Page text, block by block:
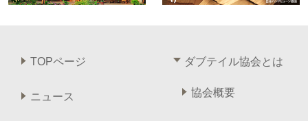
TOPページ
ニュース
ダブテイル協会とは
協会概要